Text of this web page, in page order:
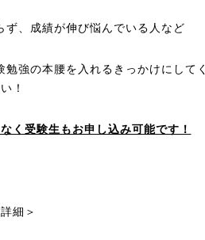
ず、成績が伸び悩んでいる人など
強の本腰を入れるきっかけにしてく
！
く受験生もお申し込み可能です！
細＞